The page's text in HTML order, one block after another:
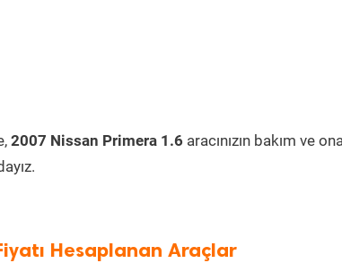
2007 Nissan Primera 1.6 aracınızın bakım ve
Hesaplanan Araçlar